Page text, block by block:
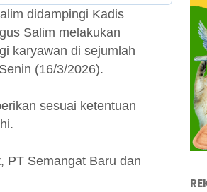
didampingi Kadis
Salim melakukan
karyawan di sejumlah
(16/3/2026).
sesuai ketentuan
PT Semangat Baru dan